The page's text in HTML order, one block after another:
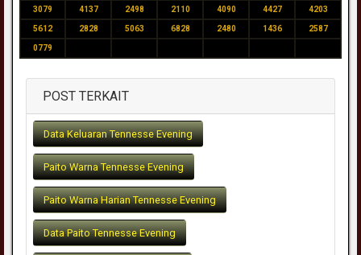
3079 4137 2498 2110 4090 4427 4203
5612 2828 5063 6828 2480 1436 2587
0779
POST TERKAIT
Data Keluaran Tennesse Evening
Paito Warna Tennesse Evening
Paito Warna Harian Tennesse Evening
Data Paito Tennesse Evening